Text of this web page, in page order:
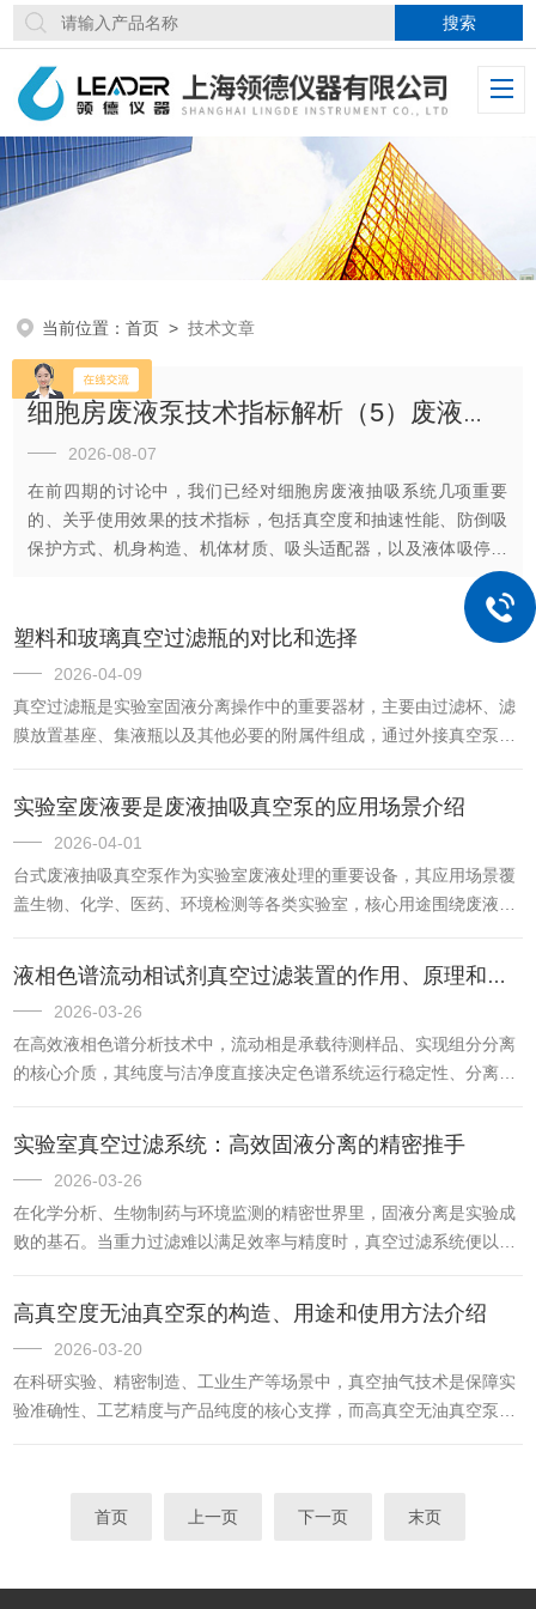
当前位置：首页 >技术文章
细胞房废液泵技术指标解析（5）废液瓶规格和噪音
2026-08-07
在前四期的讨论中，我们已经对细胞房废液抽吸系统几项重要
的、关乎使用效果的技术指标，包括真空度和抽速性能、防倒吸
保护方式、机身构造、机体材质、吸头适配器，以及液体吸停的
三种控制方式，进行了详细的解构和分析。本期是我们解析细胞
塑料和玻璃真空过滤瓶的对比和选择
2026-04-09
真空过滤瓶是实验室固液分离操作中的重要器材，主要由过滤杯、滤
膜放置基座、集液瓶以及其他必要的附属件组成，通过外接真空泵形
物、环境监测等领域的样品前处理、除菌过滤、杂质分离等实验场
景。目前实验室常用的真空过滤瓶主要分为玻璃材质和塑料材质两大
类，两者在材质特性、使用性能、适用场景等方面存在显著差异，直
接影响实验效率、安全性和结果准确性。本文将从材质构成、使用性
能、优缺点及应用场景等维度，对两种材质的真空过滤瓶进行全面对
实验室废液要是废液抽吸真空泵的应用场景介绍
2026-04-01
台式废液抽吸真空泵作为实验室废液处理的重要设备，其应用场景覆
盖生物、化学、医药、环境检测等各类实验室，核心用途围绕废液抽
吸力可调、防倒吸、无污染、耐腐蚀等特性，解决了传统手动废液处
理效率低、安全性差、易污染等痛点，不仅提升了实验操作效率和规
范性，还保障了操作人员的人身安全和实验室环境的洁净。但不同的
应用场景都有自身的独特性，对设备的性能、原理、材质、容量、吸
液配件都有不同的要求，下面我们就来分析介绍不同实验种废液抽
液相色谱流动相试剂真空过滤装置的作用、原理和分类介绍
2026-03-26
在高效液相色谱分析技术中，流动相是承载待测样品、实现组分分离
的核心介质，其纯度与洁净度直接决定色谱系统运行稳定性、分离效
试剂中固体颗粒物、杂质碎屑、微量沉淀物等污染物的专用过滤设
备，是色谱分析前处理环节的关键装置，广泛应用于食品检测、医药
研发、环境监测、化工分析等领域，全程守护色谱系统与色谱柱的安
全运行。一、为何要过滤流动相试剂看似澄清的色谱级流动相，在试
剂生产、运输、配制及转移过程中，极易混入微小杂质，这些污染物
实验室真空过滤系统：高效固液分离的精密推手
2026-03-26
在化学分析、生物制药与环境监测的精密世界里，固液分离是实验成
败的基石。当重力过滤难以满足效率与精度时，真空过滤系统便以其*
外压差，将繁琐的等待转化为高效的流动，为科研数据的可靠性提供
了坚实保障。一、核心原理：负压驱动的物理法则真空过滤系统的核
心在于利用真空泵抽取密闭系统内的空气，使过滤装置内部形成负压
环境。根据物理学原理，当系统内部压力低于外部大气压时，大气压
会作为驱动力，推动待过滤液体快速通过微孔滤膜。这种“推压...
高真空度无油真空泵的构造、用途和使用方法介绍
2026-03-20
在科研实验、精密制造、工业生产等场景中，真空抽气技术是保障实
验准确性、工艺精度与产品纯度的核心支撑，而高真空无油真空泵作
油、水等液体介质参与泵腔密封、润滑与冷却，可稳定获取高真空度
首页 上一页 下一页 末页